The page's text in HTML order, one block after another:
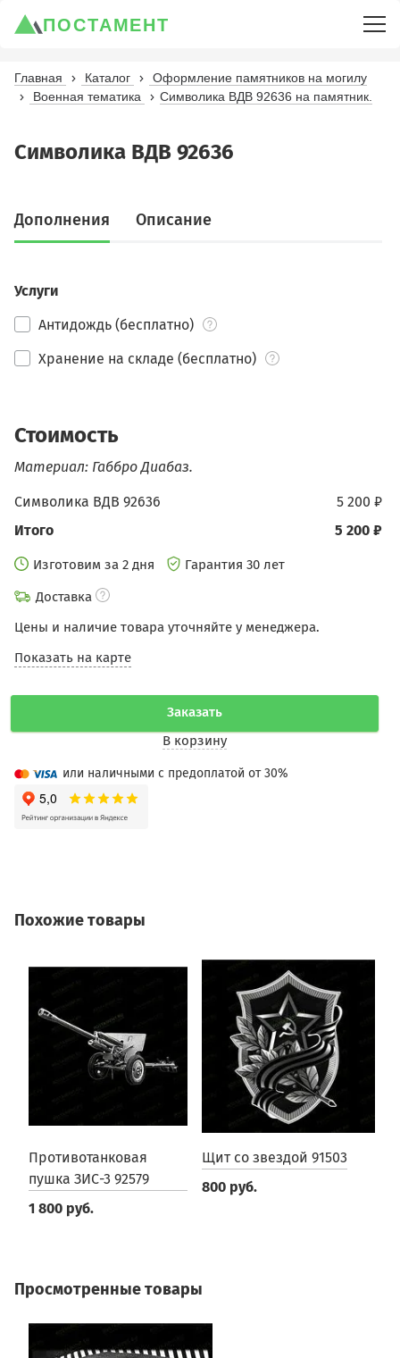
ПОСТАМЕНТ
Главная Каталог
Оформление памятников на могилу
Военная тематика
Символика ВДВ 92636 на памятник.
Символика ВДВ 92636
Дополнения Описание
Услуги
Антидождь (бесплатно)
Хранение на складе (бесплатно)
Стоимость
Материал: Габбро Диабаз.
5 200 ₽
Символика ВДВ 92636
5 200 ₽
Итого
Изготовим за 2 дня
Гарантия 30 лет
Доставка
Цены и наличие товара уточняйте у менеджера.
Показать на карте
Заказать
В корзину
или наличными с предоплатой от 30%
Похожие товары
Противотанковая
пушка ЗИС-3 92579
1 800 руб.
Щит со звездой 91503
800 руб.
Просмотренные товары